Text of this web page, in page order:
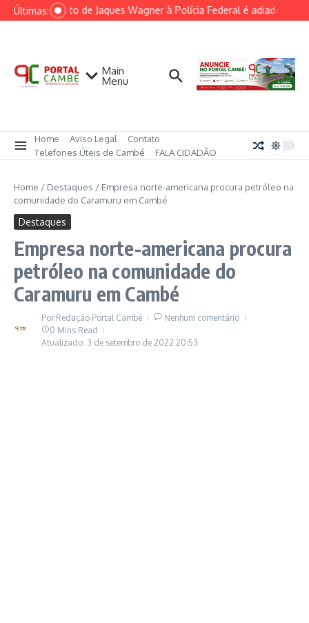
Ir para o conteúdo
Últimas:
Depoimento de Jaques Wagner à Polícia Federal é adiado por
Main
Menu
Home Aviso Legal
Contato
Telefones Úteis de Cambé
FALA CIDADÃO
Home / Destaques / Empresa norte-americana procura petróleo na
comunidade do Caramuru em Cambé
Destaques
Empresa norte-americana procura
petróleo na comunidade do
Caramuru em Cambé
Por Redação Portal Cambé
Nenhum comentário
0 Mins Read
Atualizado: 3 de setembro de 2022 20:53